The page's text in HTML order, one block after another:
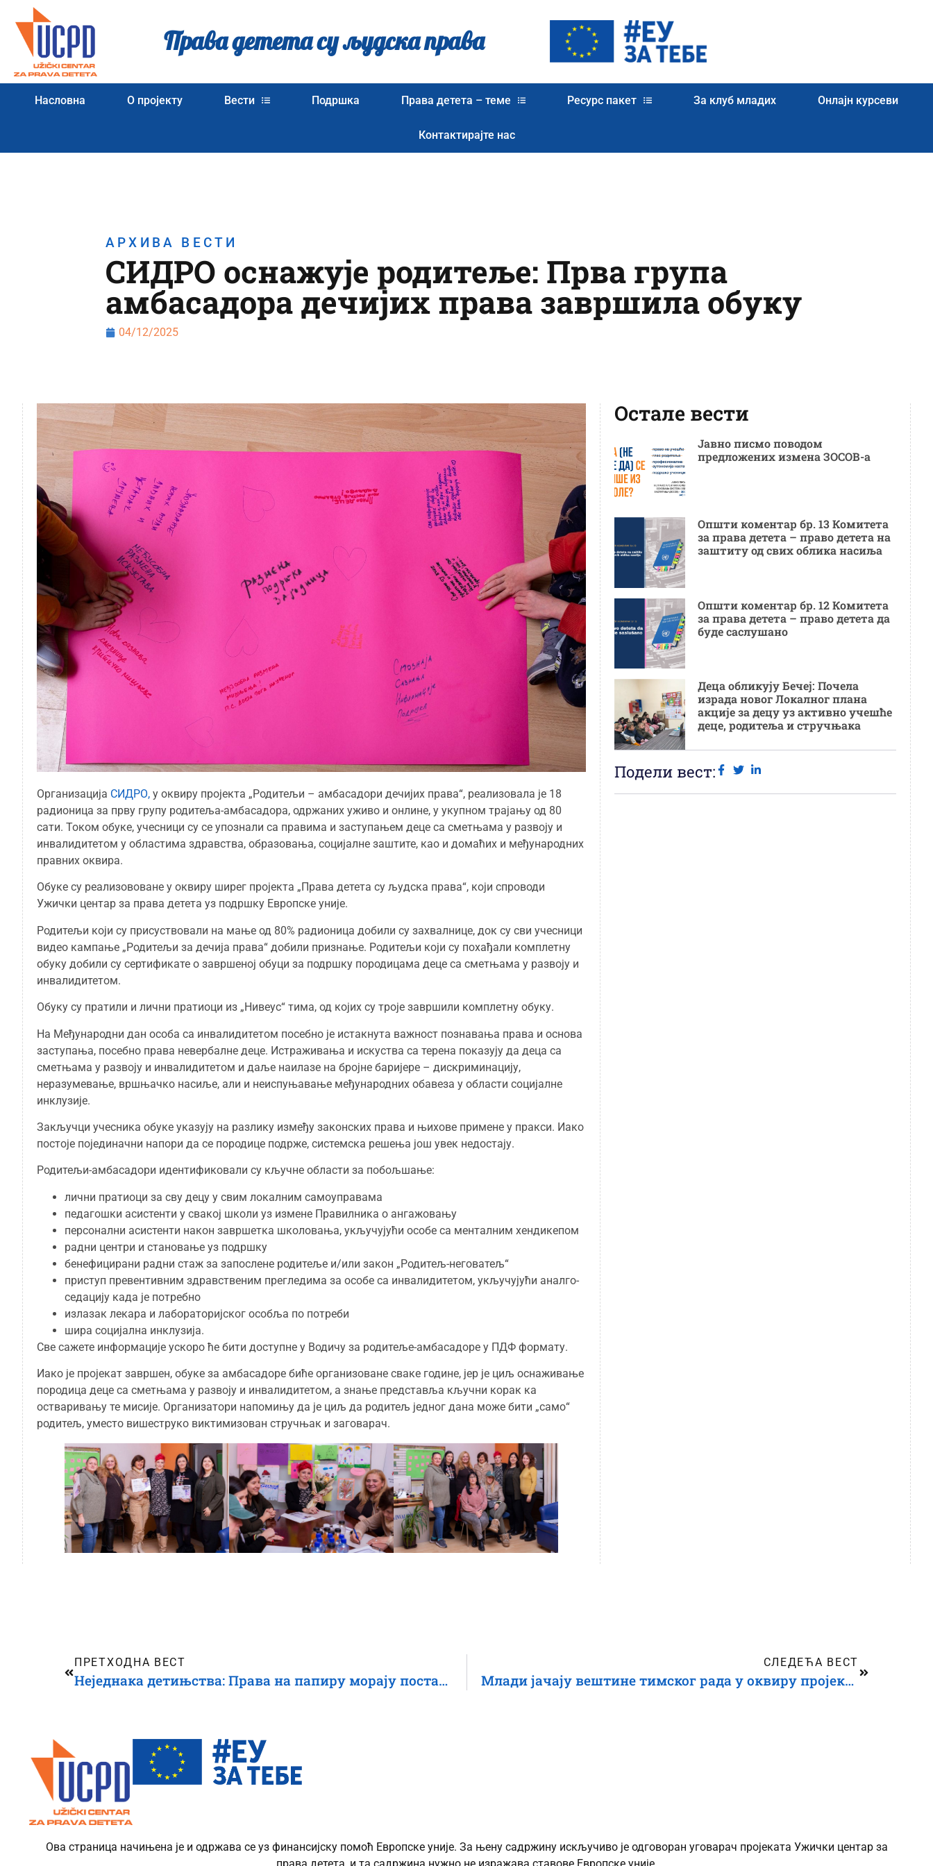
Права детета су људска права
Насловна О пројекту Вести Подршка Права детета – теме Ресурс пакет За клуб младих Онлајн курсеви
Контактирајте нас
АРХИВА ВЕСТИ
СИДРО оснажује родитеље: Прва група
амбасадора дечијих права завршила обуку
04/12/2025
Организација СИДРО, у оквиру пројекта „Родитељи – амбасадори дечијих права“, реализовала је 18
радионица за прву групу родитеља-амбасадора, одржаних уживо и онлине, у укупном трајању од 80
сати. Током обуке, учесници су се упознали са правима и заступањем деце са сметњама у развоју и
инвалидитетом у областима здравства, образовања, социјалне заштите, као и домаћих и међународних
правних оквира.
Обуке су реализововане у оквиру ширег пројекта „Права детета су људска права“, који спроводи
Ужички центар за права детета уз подршку Европске уније.
Родитељи који су присуствовали на мање од 80% радионица добили су захвалнице, док су сви учесници
видео кампање „Родитељи за дечија права“ добили признање. Родитељи који су похађали комплетну
обуку добили су сертификате о завршеној обуци за подршку породицама деце са сметњама у развоју и
инвалидитетом.
Обуку су пратили и лични пратиоци из „Нивеус“ тима, од којих су троје завршили комплетну обуку.
На Међународни дан особа са инвалидитетом посебно је истакнута важност познавања права и основа
заступања, посебно права невербалне деце. Истраживања и искуства са терена показују да деца са
сметњама у развоју и инвалидитетом и даље наилазе на бројне баријере – дискриминацију,
неразумевање, вршњачко насиље, али и неиспуњавање међународних обавеза у области социјалне
инклузије.
Закључци учесника обуке указују на разлику између законских права и њихове примене у пракси. Иако
постоје појединачни напори да се породице подрже, системска решења још увек недостају.
Родитељи-амбасадори идентификовали су кључне области за побољшање:
лични пратиоци за сву децу у свим локалним самоуправама
педагошки асистенти у свакој школи уз измене Правилника о ангажовању
персонални асистенти након завршетка школовања, укључујући особе са менталним хендикепом
радни центри и становање уз подршку
бенефицирани радни стаж за запослене родитеље и/или закон „Родитељ-неговатељ“
приступ превентивним здравственим прегледима за особе са инвалидитетом, укључујући аналго-
седацију када је потребно
излазак лекара и лабораторијског особља по потреби
шира социјална инклузија.
Све сажете информације ускоро ће бити доступне у Водичу за родитеље-амбасадоре у ПДФ формату.
Иако је пројекат завршен, обуке за амбасадоре биће организоване сваке године, јер је циљ оснаживање
породица деце са сметњама у развоју и инвалидитетом, а знање представља кључни корак ка
остваривању те мисије. Организатори напомињу да је циљ да родитељ једног дана може бити „само“
родитељ, уместо вишеструко виктимизован стручњак и заговарач.
Остале вести
Јавно писмо поводом
предложених измена ЗОСОВ-а
Општи коментар бр. 13 Комитета
за права детета – право детета на
заштиту од свих облика насиља
Општи коментар бр. 12 Комитета
за права детета – право детета да
буде саслушано
Деца обликују Бечеј: Почела
израда новог Локалног плана
акције за децу уз активно учешће
деце, родитеља и стручњака
Подели вест:
ПРЕТХОДНА ВЕСТ
Неједнака детињства: Права на папиру морају постати права у пракси
СЛЕДЕЋА ВЕСТ
Млади јачају вештине тимског рада у оквиру пројекта „Глас младих: Од права до промена“
Ова страница начињена је и одржава се уз финансијску помоћ Европске уније. За њену садржину искључиво је одговоран уговарач пројеката Ужички центар за